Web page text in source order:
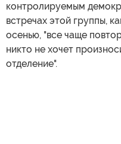
контролируемым
встречах этой группы,
осенью, "все чаще
никто не хочет
отделение".